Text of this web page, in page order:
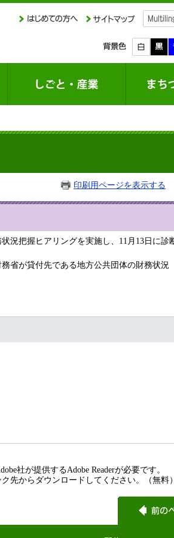
印刷用ページを表示する
況把握ヒアリングを実施し、11月13日に
省が貸付先である地方公共団体の財務状
社が提供するAdobe Readerが必要です。
先からダウンロードしてください。（無料